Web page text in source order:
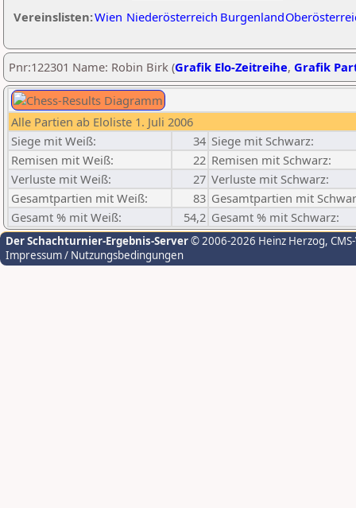
Vereinslisten:Wien Niederösterreich Burgenland
Pnr:122301 Name: Robin Birk (Grafik Elo-Zeitreihe, Grafik
Alle Partien ab Eloliste 1. Juli 2006
Siege mit Weiß:
34 Siege mit Schwarz:
Remisen mit Weiß:
22 Remisen mit Schwarz:
Verluste mit Weiß:
27 Verluste mit Schwarz:
Gesamtpartien mit Weiß:
83 Gesamtpartien mit
Gesamt % mit Weiß:
54,2 Gesamt % mit Schwarz:
Der Schachturnier-Ergebnis-Server© 2006-2026 Heinz Herzog,
Impressum / Nutzungsbedingungen